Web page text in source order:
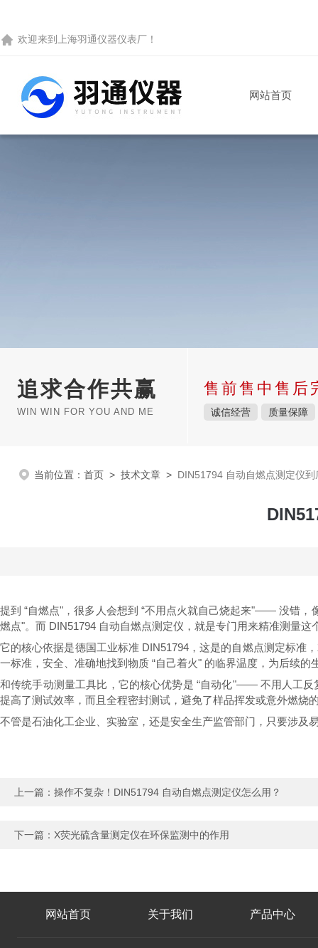
欢迎来到 上海羽通仪器仪表厂 ！
网站首页
追求合作共赢
WIN WIN FOR YOU AND ME
售前售中售后
诚信经营 质量保障
当前位置： 首页 > 技术文章 > DIN51794 自动自燃点测定仪到
提到 “自燃点"，很多人会想到 “不用点火就自己烧起来"—— 没错，
燃点"。而 DIN51794 自动自燃点测定仪，就是专门用来精准测量这
它的核心依据是德国工业标准 DIN51794，这是的自燃点测定标准
一标准，安全、准确地找到物质 “自己着火" 的临界温度，为后续的
和传统手动测量工具比，它的核心优势是 “自动化"—— 不用人工
提高了测试效率，而且全程密封测试，避免了样品挥发或意外燃烧
不管是石油化工企业、实验室，还是安全生产监管部门，只要涉及
上一篇： 操作不复杂！DIN51794 自动自燃点测定仪怎么用？
下一篇： X荧光硫含量测定仪在环保监测中的作用
网站首页 关于我们 产品中心